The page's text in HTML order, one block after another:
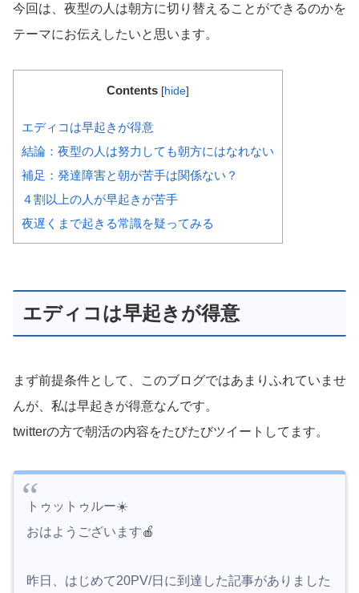
今回は、夜型の人は朝方に切り替えることができるのかを
テーマにお伝えしたいと思います。
Contents [hide]
エディコは早起きが得意
結論：夜型の人は努力しても朝方にはなれない
補足：発達障害と朝が苦手は関係ない？
４割以上の人が早起きが苦手
夜遅くまで起きる常識を疑ってみる
エディコは早起きが得意
まず前提条件として、このブログではあまりふれていませ
んが、私は早起きが得意なんです。
twitterの方で朝活の内容をたびたびツイートしてます。
トゥットゥルー☀️
おはようございます🍎
昨日、はじめて20PV/日に到達した記事がありました